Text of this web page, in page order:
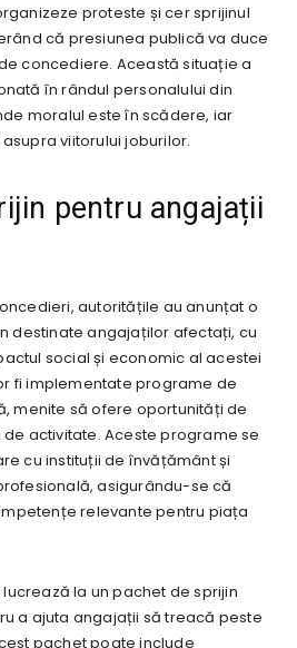
proteste și cer sprijinul
că presiunea publică va duce
concediere. Această situație a
în rândul personalului din
moralul este în scădere, iar
viitorului joburilor.
pentru angajații
autoritățile au anunțat o
destinate angajaților afectați, cu
social și economic al acestei
fi implementate programe de
menite să ofere oportunități de
activitate. Aceste programe se
cu instituții de învățământ și
asigurându-se că
relevante pentru piața
la un pachet de sprijin
a ajuta angajații să treacă peste
pachet poate include